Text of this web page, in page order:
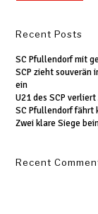
Recent Posts
SC Pfullendorf mit
SCP zieht souverän
ein
U21 des SCP
SC Pfullendorf fährt
Zwei klare Siege
Recent